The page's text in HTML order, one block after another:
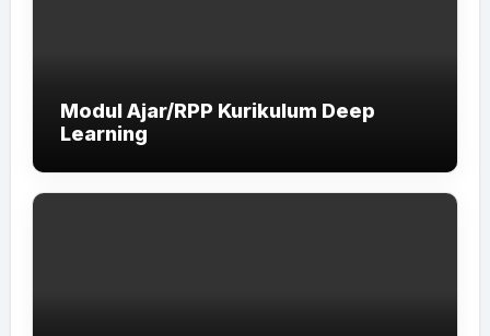
Modul Ajar/RPP Kurikulum Deep
Learning